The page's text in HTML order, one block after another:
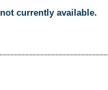
currently available.